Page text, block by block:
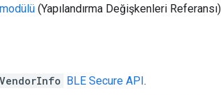
(Yapılandırma Değişkenleri Referansı)
BLE Secure API.